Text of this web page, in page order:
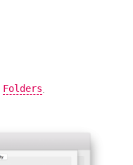
Folders